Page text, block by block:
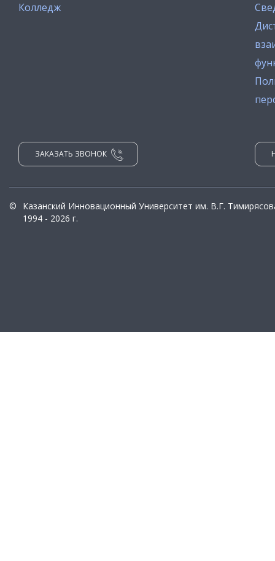
Колледж
ЗАКАЗАТЬ ЗВОНОК
©
Казанский Инновационный Университет им. В.Г.
1994 - 2026 г.